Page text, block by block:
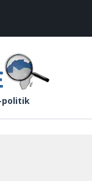
politik